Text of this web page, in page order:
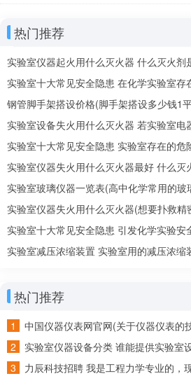
度计）或最低点（酒精温度计）水平
4、禁止用温度计代替玻璃棒
拭干净，装入纸套内，远离热源存
实验室常用设备多种多样，根
方向而有所不同。常见设备包括
仪、分光光度计、pH计、电泳仪
荧光定量PCR仪、生物安全柜、冷
理系统、NMR、培养箱和培养皿、
DNA分析、化学分析、蛋白质分离
同实验过程。实验室设备的选择因
工具共同支持科学研究的进行。
热门推荐
实验室仪器起火用什么灭火器 什么灭火
选择
实验室十大常见安全隐患 在化学实验室存
钢管脚手架搭设价格(脚手架搭设多少钱1
实验室设备失火用什么灭火器 若实验室
沫还是二氧化碳
实验室十大常见安全隐患 实验室存在的危
实验室仪器失火用什么灭火器最好 什么灭
最佳选择
实验室玻璃仪器一览表(高中化学常用的玻
实验室仪器失火用什么灭火器(想要扑救
么灭火剂)
实验室十大常见安全隐患 引发化学实验安
实验室减压浓缩装置 实验室用的减压浓缩
热门推荐
中国仪器仪表网官网(关于仪器仪表的
资料在哪个网站比较好找~)
实验室仪器设备分类 谁能提供实验室
类目录呢~
力辰科技招聘 我是工程力学专业的，